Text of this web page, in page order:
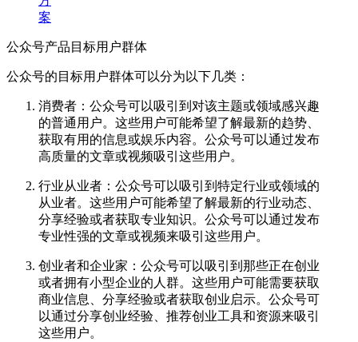
案
公众号产品目标用户群体
公众号的目标用户群体可以分为以下几类：
消费者：公众号可以吸引到对该主题或领域感兴趣
的普通用户。这些用户可能希望了解最新的趋势、
获取有用的信息或娱乐内容。公众号可以通过发布
高质量的文章或视频吸引这些用户。
行业从业者：公众号可以吸引到特定行业或领域的
从业者。这些用户可能希望了解最新的行业动态、
分享经验或者获取专业知识。公众号可以通过发布
专业性强的文章或视频来吸引这些用户。
创业者和企业家：公众号可以吸引到那些正在创业
或者拥有小型企业的人群。这些用户可能需要获取
商业信息、分享经验或者获取创业启示。公众号可
以通过分享创业经验、推荐创业工具和资源来吸引
这些用户。